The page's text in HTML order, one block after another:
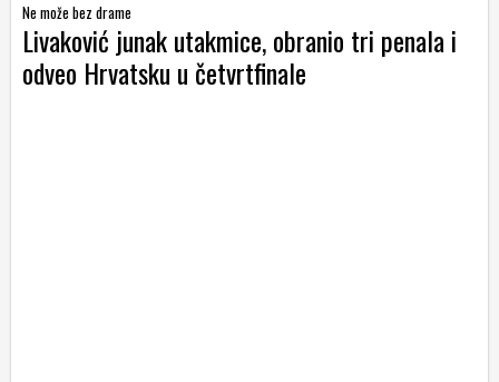
Ne može bez drame
Livaković junak utakmice, obranio tri penala i
odveo Hrvatsku u četvrtfinale